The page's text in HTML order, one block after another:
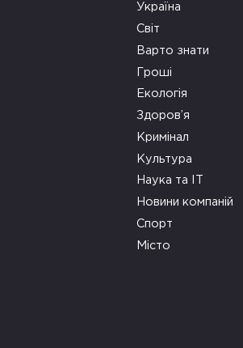
Україна
Світ
Варто знати
Гроші
Екологія
Здоров’я
Кримінал
Культура
Наука та ІТ
Новини компаній
Спорт
Місто